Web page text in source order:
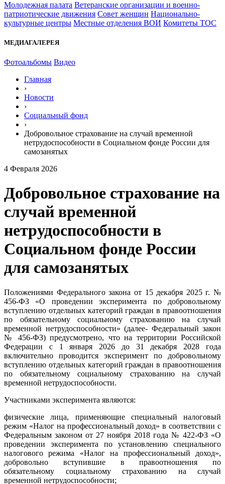
Молодежная палата Ветеранские организации и военно-
патриотические движения Совет женщин Национально-
культурные центры Местные отделения ВОИ Комитеты ТОС
МЕДИАГАЛЕРЕЯ
Фотоальбомы Видео
Главная
›
Новости
›
Социальный фонд
›
Добровольное страхование на случай временной
нетрудоспособности в Социальном фонде России для
самозанятых
4 Февраля 2026
Добровольное страхование на
случай временной
нетрудоспособности в
Социальном фонде России
для самозанятых
Положениями Федерального закона от 15 декабря 2025 г. №
456-ФЗ «О проведении эксперимента по добровольному
вступлению отдельных категорий граждан в правоотношения
по обязательному социальному страхованию на случай
временной нетрудоспособности» (далее- Федеральный закон
№ 456-ФЗ) предусмотрено, что на территории Российской
Федерации с 1 января 2026 до 31 декабря 2028 года
включительно проводится эксперимент по добровольному
вступлению отдельных категорий граждан в правоотношения
по обязательному социальному страхованию на случай
временной нетрудоспособности.
Участниками эксперимента являются:
физические лица, применяющие специальный налоговый
режим «Налог на профессиональный доход» в соответствии с
Федеральным законом от 27 ноября 2018 года № 422-ФЗ «О
проведении эксперимента по установлению специального
налогового режима «Налог на профессиональный доход»,
добровольно вступившие в правоотношения по
обязательному социальному страхованию на случай
временной нетрудоспособности;